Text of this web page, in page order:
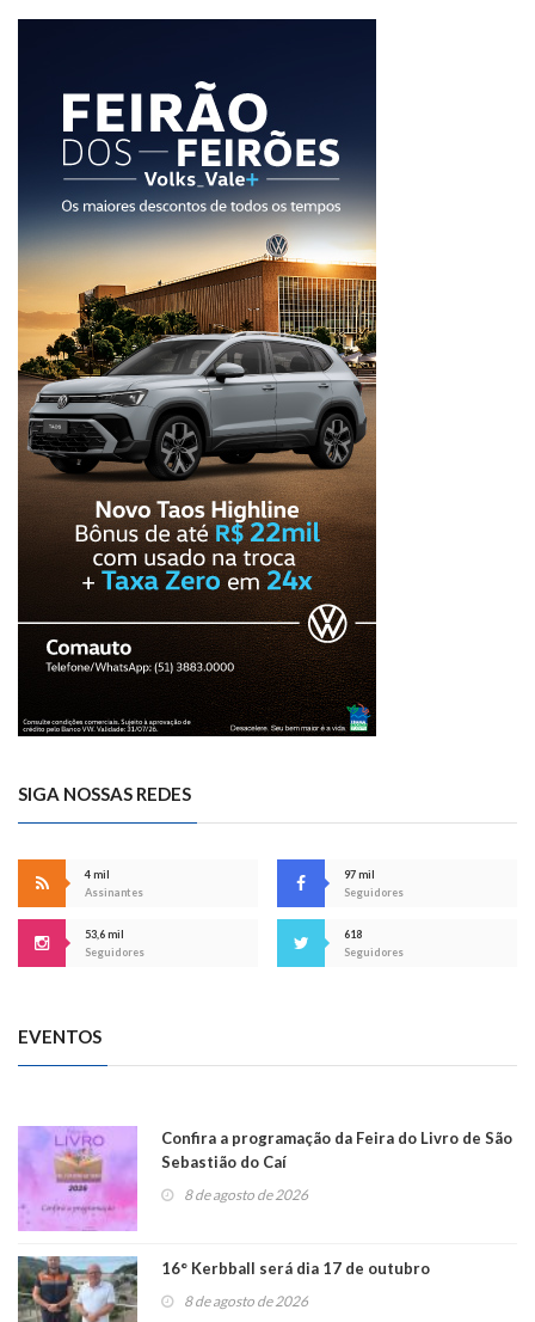
SIGA NOSSAS REDES
4 mil
Assinantes
97 mil
Seguidores
53,6 mil
Seguidores
618
Seguidores
EVENTOS
Confira a programação da Feira do Livro de São
Sebastião do Caí
8 de agosto de 2026
16° Kerbball será dia 17 de outubro
8 de agosto de 2026